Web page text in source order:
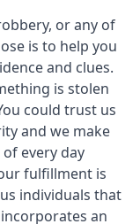
or any of
is to help you
and clues.
is stolen
could trust us
and we make
every day
fulfillment is
individuals that
an